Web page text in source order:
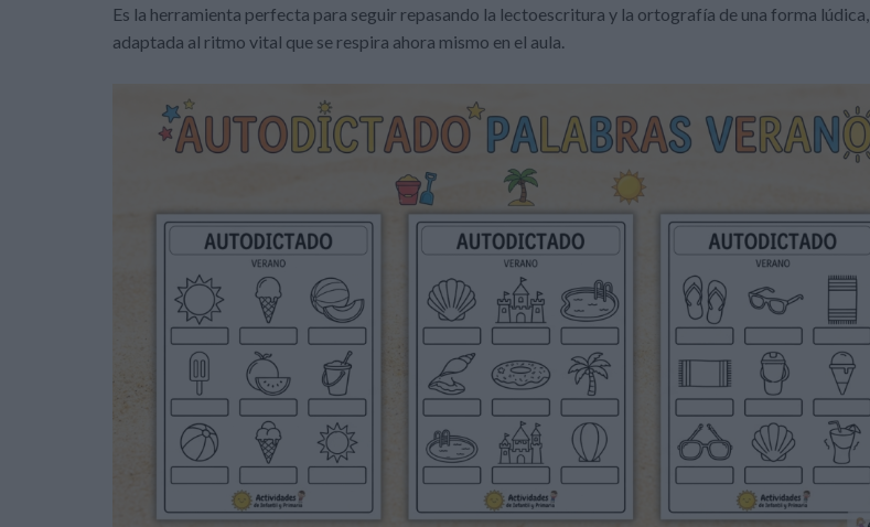
Es la herramienta perfecta para seguir repasando la lectoescritura y la ortografía de una forma lúdica,
adaptada al ritmo vital que se respira ahora mismo en el aula.